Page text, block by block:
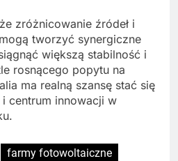
zróżnicowanie źródeł i
tworzyć synergiczne
większą stabilność i
rosnącego popytu na
ma realną szansę stać się
centrum innowacji w
farmy fotowoltaiczne